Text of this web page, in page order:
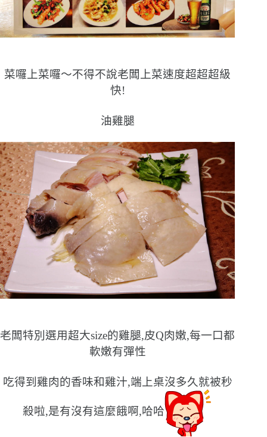
菜囉上菜囉〜不得不說老闆上菜速度超超超級
快!
油雞腿
老闆特別選用超大size的雞腿,皮Q肉嫩,每一口都
軟嫩有彈性
吃得到雞肉的香味和雞汁,端上桌沒多久就被秒
殺啦,是有沒有這麼餓啊,哈哈